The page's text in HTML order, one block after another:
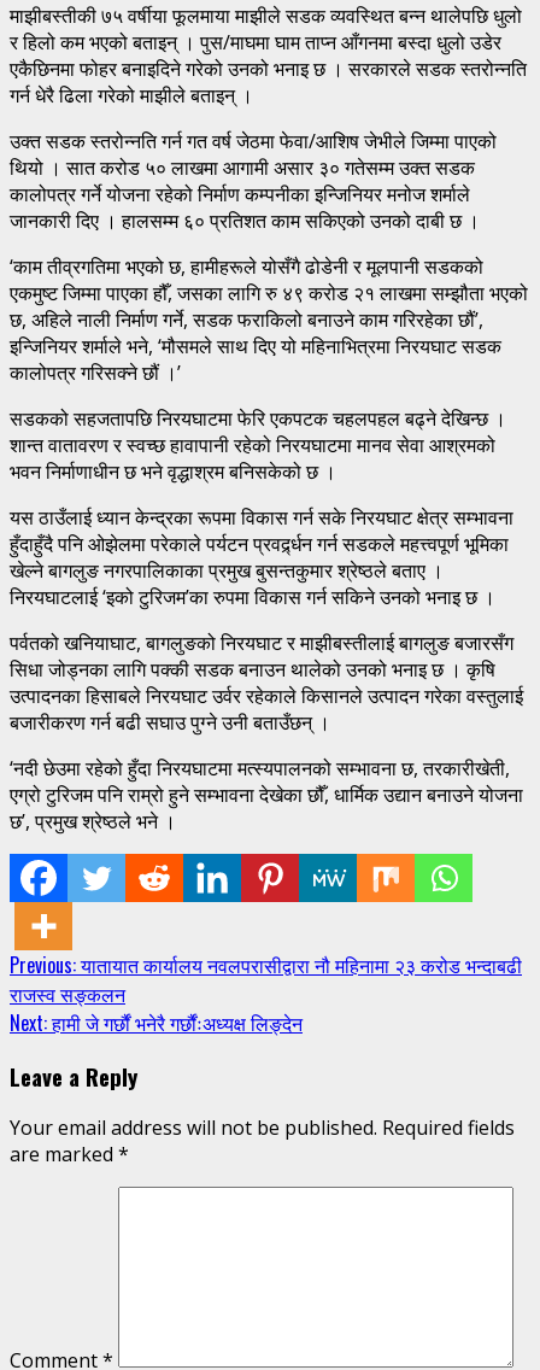
माझीबस्तीकी ७५ वर्षीया फूलमाया माझीले सडक व्यवस्थित बन्न थालेपछि धुलो
र हिलो कम भएको बताइन् । पुस/माघमा घाम ताप्न आँगनमा बस्दा धुलो उडेर
एकैछिनमा फोहर बनाइदिने गरेको उनको भनाइ छ । सरकारले सडक स्तरोन्नति
गर्न धेरै ढिला गरेको माझीले बताइन् ।
उक्त सडक स्तरोन्नति गर्न गत वर्ष जेठमा फेवा/आशिष जेभीले जिम्मा पाएको
थियो । सात करोड ५० लाखमा आगामी असार ३० गतेसम्म उक्त सडक
कालोपत्र गर्ने योजना रहेको निर्माण कम्पनीका इन्जिनियर मनोज शर्माले
जानकारी दिए । हालसम्म ६० प्रतिशत काम सकिएको उनको दाबी छ ।
‘काम तीव्रगतिमा भएको छ, हामीहरूले योसँगै ढोडेनी र मूलपानी सडकको
एकमुष्ट जिम्मा पाएका हौँ, जसका लागि रु ४९ करोड २१ लाखमा सम्झौता भएको
छ, अहिले नाली निर्माण गर्ने, सडक फराकिलो बनाउने काम गरिरहेका छौं’,
इन्जिनियर शर्माले भने, ‘मौसमले साथ दिए यो महिनाभित्रमा निरयघाट सडक
कालोपत्र गरिसक्ने छौं ।’
सडकको सहजतापछि निरयघाटमा फेरि एकपटक चहलपहल बढ्ने देखिन्छ ।
शान्त वातावरण र स्वच्छ हावापानी रहेको निरयघाटमा मानव सेवा आश्रमको
भवन निर्माणाधीन छ भने वृद्धाश्रम बनिसकेको छ ।
यस ठाउँलाई ध्यान केन्द्रका रूपमा विकास गर्न सके निरयघाट क्षेत्र सम्भावना
हुँदाहुँदै पनि ओझेलमा परेकाले पर्यटन प्रवर्द्र्धन गर्न सडकले महत्त्वपूर्ण भूमिका
खेल्ने बागलुङ नगरपालिकाका प्रमुख बुसन्तकुमार श्रेष्ठले बताए ।
निरयघाटलाई ‘इको टुरिजम’का रुपमा विकास गर्न सकिने उनको भनाइ छ ।
पर्वतको खनियाघाट, बागलुङको निरयघाट र माझीबस्तीलाई बागलुङ बजारसँग
सिधा जोड्नका लागि पक्की सडक बनाउन थालेको उनको भनाइ छ । कृषि
उत्पादनका हिसाबले निरयघाट उर्वर रहेकाले किसानले उत्पादन गरेका वस्तुलाई
बजारीकरण गर्न बढी सघाउ पुग्ने उनी बताउँछन् ।
‘नदी छेउमा रहेको हुँदा निरयघाटमा मत्स्यपालनको सम्भावना छ, तरकारीखेती,
एग्रो टुरिजम पनि राम्रो हुने सम्भावना देखेका छौँ, धार्मिक उद्यान बनाउने योजना
छ’, प्रमुख श्रेष्ठले भने ।
Continue
Reading
Previous:यातायात कार्यालय नवलपरासीद्वारा नौ महिनामा २३ करोड भन्दाबढी
राजस्व सङ्कलन
Next:हामी जे गर्छौं भनेरै गर्छौंःअध्यक्ष लिङ्देन
Leave a Reply
Your email address will not be published. Required fields
are marked *
Comment*